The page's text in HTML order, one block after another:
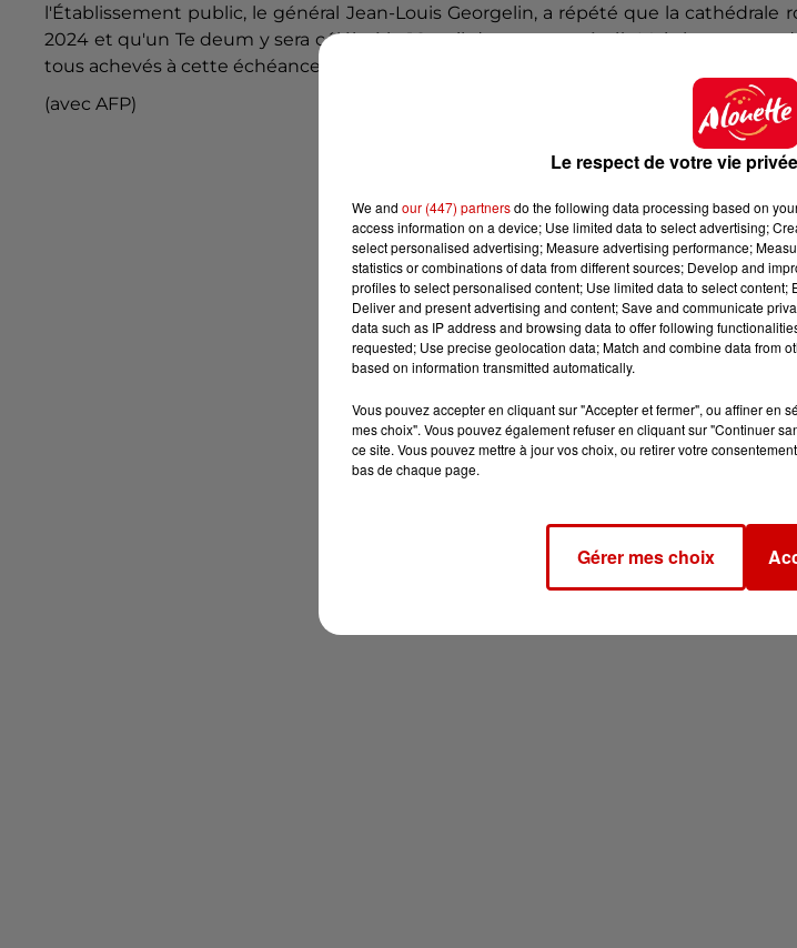
l'Établissement public, le général Jean-Louis Georgelin, a répété que la cathédrale
2024 et qu'un Te deum y sera célébré le 16 avril de cette année-là. Mais les travaux
tous achevés à cette échéance.
(avec AFP)
Le respect de votre vie
We and our (447) partnersdo the following data processing based on
access information on a device; Use limited data to select advertising;
select personalised advertising; Measure advertising performance;
statistics or combinations of data from different sources; Develop and
profiles to select personalised content; Use limited data to select
Deliver and present advertising and content; Save and communicate
data such as IP address and browsing data to offer following
requested; Use precise geolocation data; Match and combine data from
based on information transmitted automatically.
Vous pouvez accepter en cliquant sur "Accepter et fermer", ou affiner en
mes choix". Vous pouvez également refuser en cliquant sur "Continuer
ce site. Vous pouvez mettre à jour vos choix, ou retirer votre
bas de chaque page.
Gérer mes choix